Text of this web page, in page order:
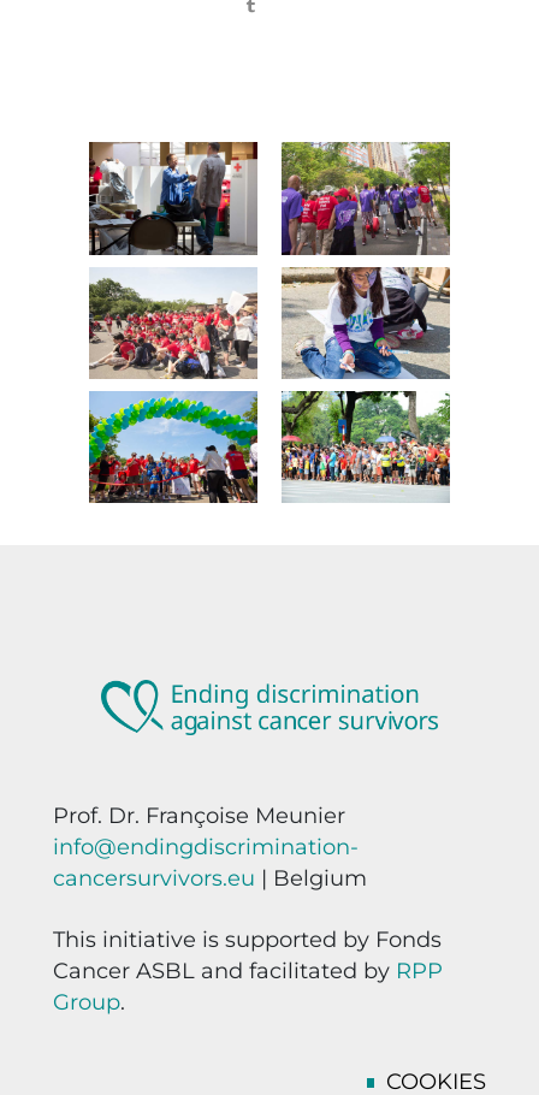
Prof. Dr. Françoise Meunier
info@endingdiscrimination-
cancersurvivors.eu | Belgium
This initiative is supported by Fonds
Cancer ASBL and facilitated by RPP
Group.
COOKIES